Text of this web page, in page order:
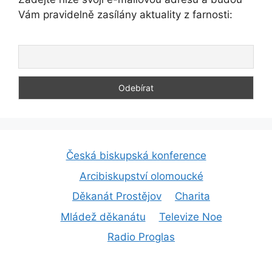
Vám pravidelně zasílány aktuality z farnosti:
Česká biskupská konference
Arcibiskupství olomoucké
Děkanát Prostějov
Charita
Mládež děkanátu
Televize Noe
Radio Proglas